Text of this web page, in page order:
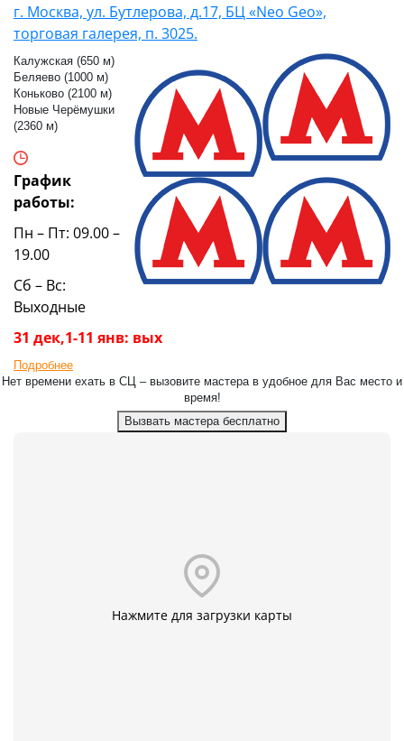
г. Москва, ул. Бутлерова, д.17, БЦ «Neo Geo»,
торговая галерея, п. 3025.
Калужская (650 м)
Беляево (1000 м)
Коньково (2100 м)
Новые Черёмушки
(2360 м)
График
работы:
Пн – Пт: 09.00 –
19.00
Сб – Вс:
Выходные
31 дек,1-11 янв: вых
Подробнее
Нет времени ехать в СЦ – вызовите мастера в удобное для Вас место и
время!
Вызвать мастера бесплатно
Нажмите для загрузки карты